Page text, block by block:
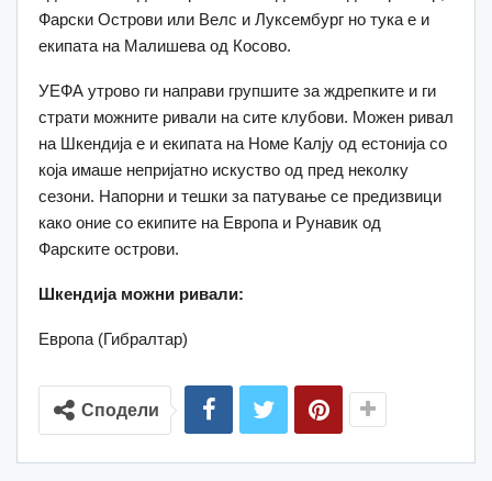
Фарски Острови или Велс и Луксембург но тука е и
екипата на Малишева од Косово.
УЕФА утрово ги направи групшите за ждрепките и ги
страти можните ривали на сите клубови. Можен ривал
на Шкендија е и екипата на Номе Калју од естонија со
која имаше непријатно искуство од пред неколку
сезони. Напорни и тешки за патување се предизвици
како оние со екипите на Европа и Рунавик од
Фарските острови.
Шкендија можни ривали:
Европа (Гибралтар)
Сподели